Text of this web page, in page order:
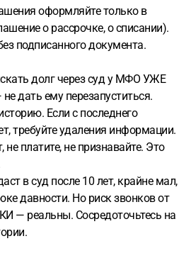
оформляйте только в
о рассрочке, о списании).
подписанного документа.
долг через суд у МФО УЖЕ
дать ему перезапуститься.
Если с последнего
требуйте удаления информации.
не платите, не признавайте. Это
в суд после 10 лет, крайне мал,
давности. Но риск звонков от
— реальны. Сосредоточьтесь на